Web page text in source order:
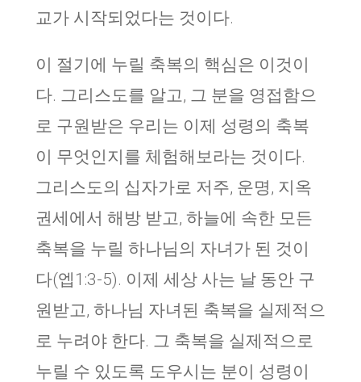
교가 시작되었다는 것이다.
이 절기에 누릴 축복의 핵심은 이것이
다. 그리스도를 알고, 그 분을 영접함으
로 구원받은 우리는 이제 성령의 축복
이 무엇인지를 체험해보라는 것이다.
그리스도의 십자가로 저주, 운명, 지옥
권세에서 해방 받고, 하늘에 속한 모든
축복을 누릴 하나님의 자녀가 된 것이
다(엡1:3-5). 이제 세상 사는 날 동안 구
원받고, 하나님 자녀된 축복을 실제적으
로 누려야 한다. 그 축복을 실제적으로
누릴 수 있도록 도우시는 분이 성령이